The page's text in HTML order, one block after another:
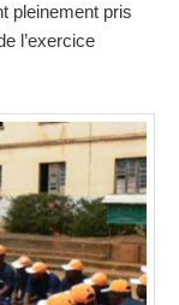
pleinement pris
l’exercice